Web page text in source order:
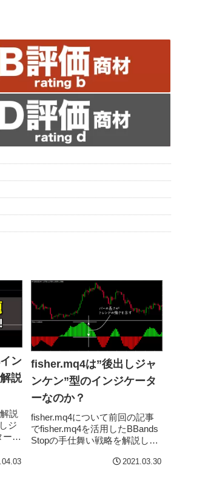
ン
説
説
ジ
ーな
か
fisher.mq4は”後出しジャ
ンケン”型のインジケータ
ーなのか？
fisher.mq4について前回の記事
でfisher.mq4を活用したBBands
Stopの手仕舞い戦略を解説しま
用したBBands Stopの手仕舞い
2021.03.30